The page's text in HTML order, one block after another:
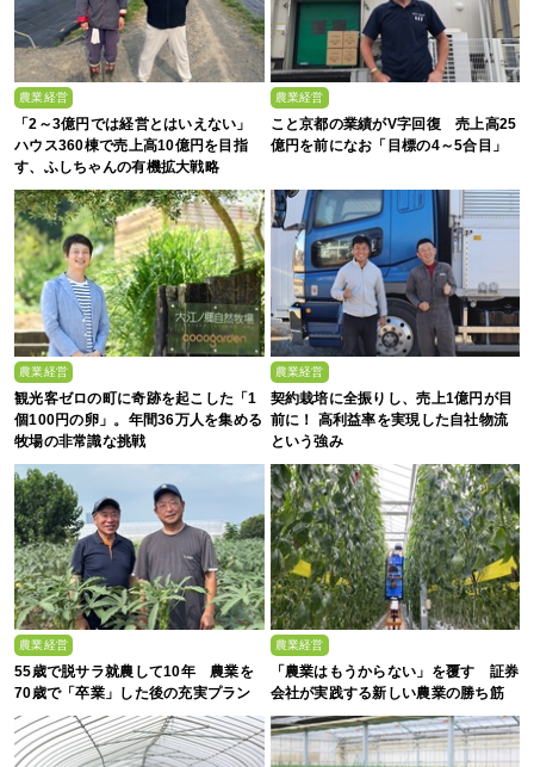
農業経営
「2～3億円では経営とはいえない」
ハウス360棟で売上高10億円を目指
す、ふしちゃんの有機拡大戦略
農業経営
こと京都の業績がV字回復 売上高25
億円を前になお「目標の4～5合目」
農業経営
観光客ゼロの町に奇跡を起こした「1
個100円の卵」。年間36万人を集める
牧場の非常識な挑戦
農業経営
契約栽培に全振りし、売上1億円が目
前に！ 高利益率を実現した自社物流
という強み
農業経営
55歳で脱サラ就農して10年 農業を
70歳で「卒業」した後の充実プラン
農業経営
「農業はもうからない」を覆す 証券
会社が実践する新しい農業の勝ち筋